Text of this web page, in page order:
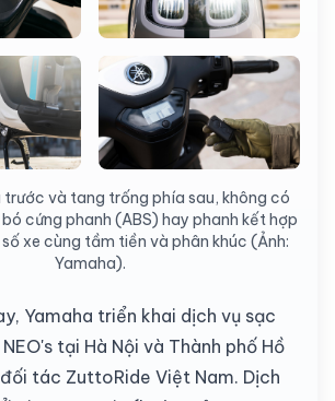
trước và tang trống phía sau, không có
cứng phanh (ABS) hay phanh kết hợp
xe cùng tầm tiền và phân khúc (Ảnh:
Yamaha).
Yamaha triển khai dịch vụ sạc
tại Hà Nội và Thành phố Hồ
tác ZuttoRide Việt Nam. Dịch